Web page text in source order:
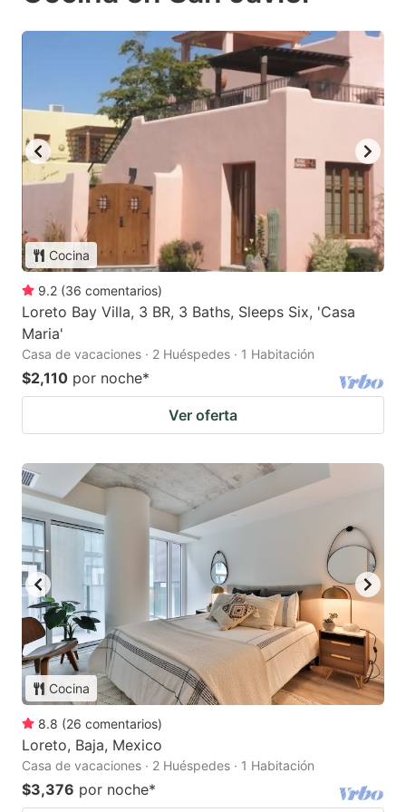
Cocina
9.2 (36 comentarios)
Loreto Bay Villa, 3 BR, 3 Baths, Sleeps Six, 'Casa
Maria'
Casa de vacaciones · 2 Huéspedes · 1 Habitación
$2,110 por noche*
Ver oferta
Cocina
8.8 (26 comentarios)
Loreto, Baja, Mexico
Casa de vacaciones · 2 Huéspedes · 1 Habitación
$3,376 por noche*